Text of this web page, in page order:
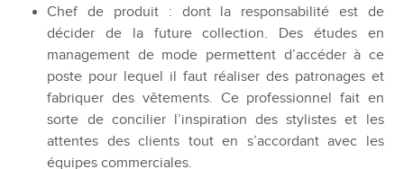
Chef de produit : dont la responsabilité est de
décider de la future collection. Des études en
management de mode permettent d’accéder à ce
poste pour lequel il faut réaliser des patronages et
fabriquer des vêtements. Ce professionnel fait en
sorte de concilier l’inspiration des stylistes et les
attentes des clients tout en s’accordant avec les
équipes commerciales.